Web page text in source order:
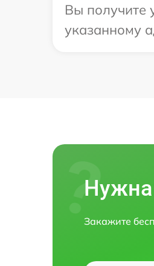
Вы получите
указанному
Нужна
Закажите